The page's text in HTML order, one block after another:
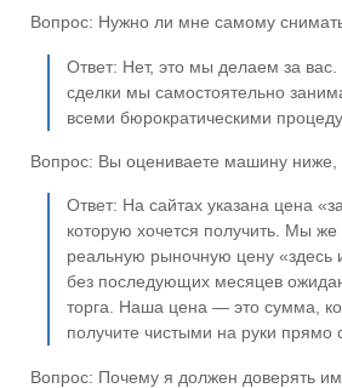
Вопрос: Нужно ли мне самому
Ответ: Нет, это мы делаем за
сделки мы самостоятельно
всеми бюрократическими
Вопрос: Вы оцениваете машину ниже,
Ответ: На сайтах указана цена
которую хочется получить. Мы
реальную рыночную цену «здесь
без последующих месяцев
торга. Наша цена — это сумма,
получите чистыми на руки прямо
Вопрос: Почему я должен доверять